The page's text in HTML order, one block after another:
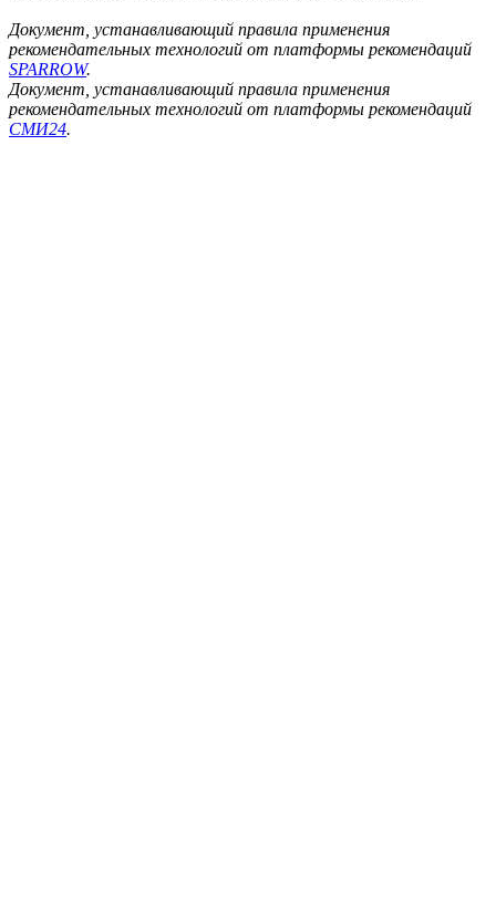
Документ, устанавливающий правила применения
рекомендательных технологий от платформы рекомендаций
SPARROW.
Документ, устанавливающий правила применения
рекомендательных технологий от платформы рекомендаций
СМИ24.